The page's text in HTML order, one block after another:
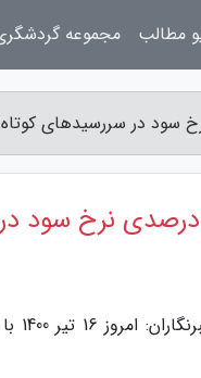
در سررسیدهای
نرخ سود در
مطالب مجموعه